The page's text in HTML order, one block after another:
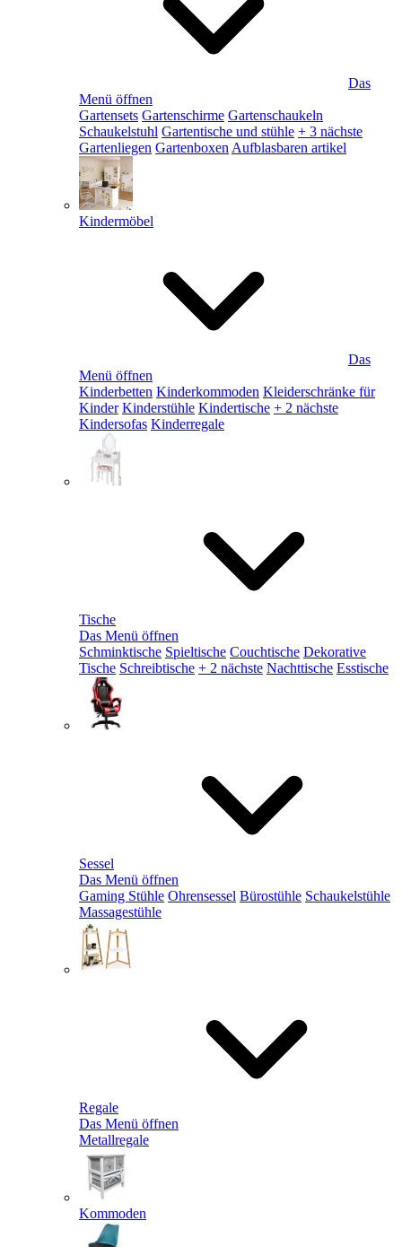
Das
Menü öffnen
Gartensets Gartenschirme Gartenschaukeln
Schaukelstuhl Gartentische und stühle + 3 nächste
Gartenliegen Gartenboxen Aufblasbaren artikel
Kindermöbel
Das
Menü öffnen
Kinderbetten Kinderkommoden Kleiderschränke für
Kinder Kinderstühle Kindertische + 2 nächste
Kindersofas Kinderregale
Tische
Das Menü öffnen
Schminktische Spieltische Couchtische Dekorative
Tische Schreibtische + 2 nächste Nachttische Esstische
Sessel
Das Menü öffnen
Gaming Stühle Ohrensessel Bürostühle Schaukelstühle
Massagestühle
Regale
Das Menü öffnen
Metallregale
Kommoden